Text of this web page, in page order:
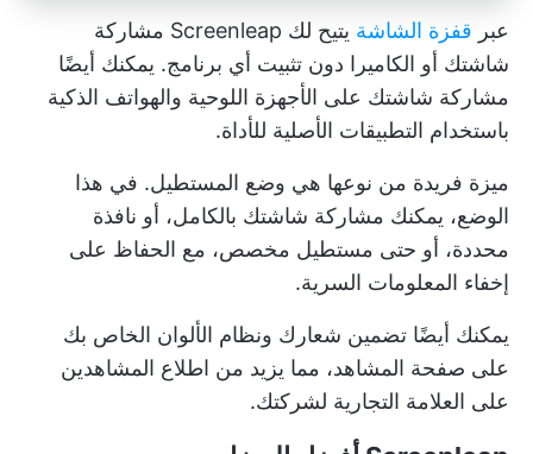
عبر قفزة الشاشة
يتيح لك Screenleap مشاركة
شاشتك أو الكاميرا دون تثبيت أي برنامج. يمكنك أيضًا
مشاركة شاشتك على الأجهزة اللوحية والهواتف الذكية
باستخدام التطبيقات الأصلية للأداة.
ميزة فريدة من نوعها هي وضع المستطيل. في هذا
الوضع، يمكنك مشاركة شاشتك بالكامل، أو نافذة
محددة، أو حتى مستطيل مخصص، مع الحفاظ على
إخفاء المعلومات السرية.
يمكنك أيضًا تضمين شعارك ونظام الألوان الخاص بك
على صفحة المشاهد، مما يزيد من اطلاع المشاهدين
على العلامة التجارية لشركتك.